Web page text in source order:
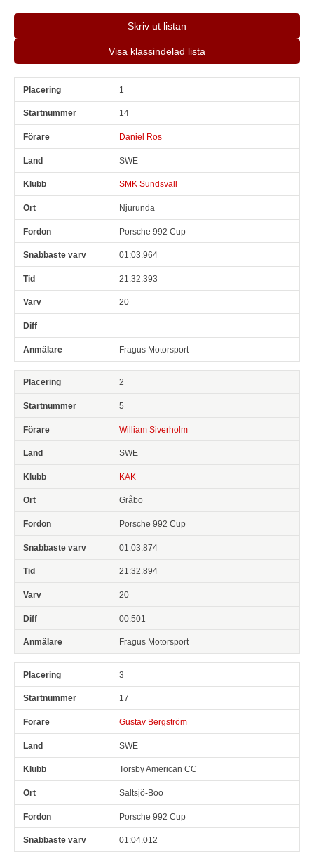
Skriv ut listan
Visa klassindelad lista
Pl Snr 1
14
Daniel Ros
SWE
SMK Sundsvall
Njurunda
Porsche 992 Cup
01:03.964
21:32.393
20
Fragus Motorsport
2
5
William Siverholm
SWE
KAK
Gråbo
Porsche 992 Cup
01:03.874
21:32.894
20
00.501
Fragus Motorsport
3
17
Gustav Bergström
SWE
Torsby American CC
Saltsjö-Boo
Porsche 992 Cup
01:04.012